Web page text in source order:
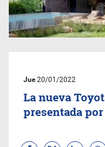
Jue20/01/2022
La nueva
presentada